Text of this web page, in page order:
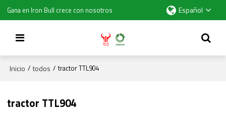
Gana en Iron Bull crece con nosotros Español
Inicio / todos / tractor TTL904
tractor TTL904